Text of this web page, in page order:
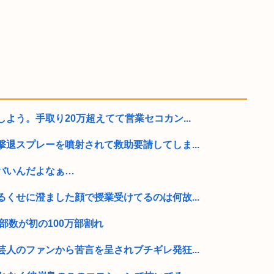
よう。手取り20万超えてて営業セコカン...
退スプレーを噴射されて救助要請してしま...
いんだよなぁ…
くせに澄ました顔で授業受けてるのは何故...
数が初の100万部割れ
人のファンから苦言を呈されブチギレ発狂...